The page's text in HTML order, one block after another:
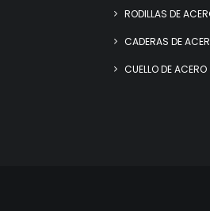
RODILLAS DE
CADERAS DE
CUELLO DE ACERO